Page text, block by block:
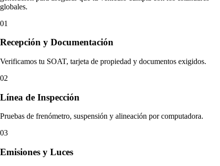
globales.
01
Recepción y Documentación
Verificamos tu SOAT, tarjeta de propiedad y documentos exigidos.
02
Línea de Inspección
Pruebas de frenómetro, suspensión y alineación por computadora.
03
Emisiones y Luces